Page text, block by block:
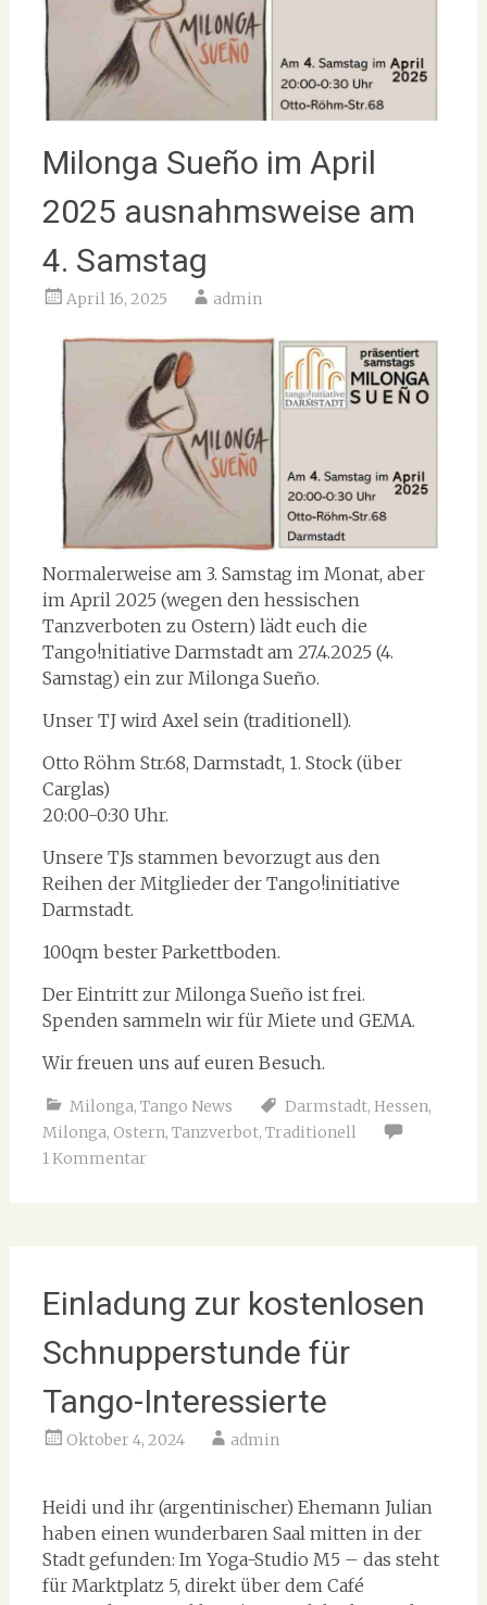
Milonga Sueño im April
2025 ausnahmsweise am
4. Samstag
April 16, 2025 admin
Normalerweise am 3. Samstag im Monat, aber
im April 2025 (wegen den hessischen
Tanzverboten zu Ostern) lädt euch die
Tango!nitiative Darmstadt am 27.4.2025 (4.
Samstag) ein zur Milonga Sueño.
Unser TJ wird Axel sein (traditionell).
Otto Röhm Str.68, Darmstadt, 1. Stock (über
Carglas)
20:00-0:30 Uhr.
Unsere TJs stammen bevorzugt aus den
Reihen der Mitglieder der Tango!initiative
Darmstadt.
100qm bester Parkettboden.
Der Eintritt zur Milonga Sueño ist frei.
Spenden sammeln wir für Miete und GEMA.
Wir freuen uns auf euren Besuch.
Milonga, Tango News Darmstadt, Hessen,
Milonga, Ostern, Tanzverbot, Traditionell
1 Kommentar
Einladung zur kostenlosen
Schnupperstunde für
Tango-Interessierte
Oktober 4, 2024 admin
Heidi und ihr (argentinischer) Ehemann Julian
haben einen wunderbaren Saal mitten in der
Stadt gefunden: Im Yoga-Studio M5 – das steht
für Marktplatz 5, direkt über dem Café